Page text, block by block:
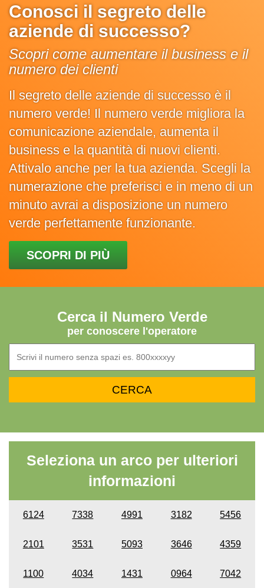
Conosci il segreto delle
aziende di successo?
Scopri come aumentare il business e il
numero dei clienti
Il segreto delle aziende di successo è il
numero verde! Il numero verde migliora la
comunicazione aziendale, aumenta il
business e la quantità di nuovi clienti.
Attivalo anche per la tua azienda. Scegli la
numerazione che preferisci e in meno di un
minuto avrai a disposizione un numero
verde perfettamente funzionante.
SCOPRI DI PIÙ
Cerca il Numero Verde
per conoscere l'operatore
Seleziona un arco per ulteriori
informazioni
6124 7338 4991 3182 5456
2101 3531 5093 3646 4359
1100 4034 1431 0964 7042